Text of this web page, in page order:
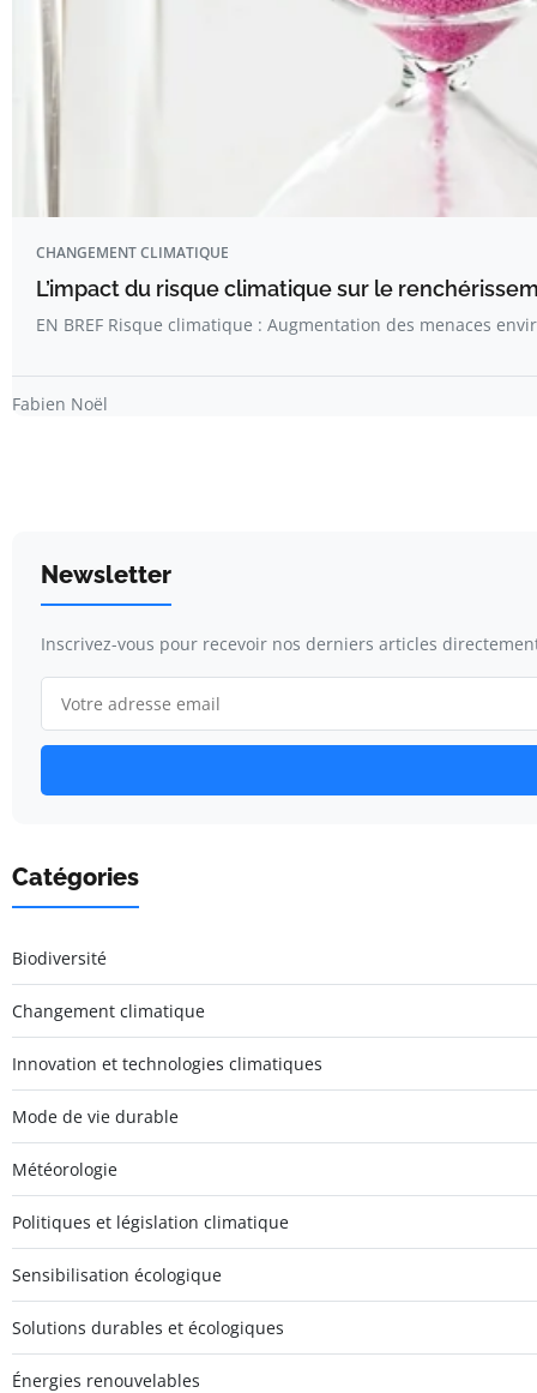
CHANGEMENT CLIMATIQUE
L’impact du risque climatique sur le
EN BREF Risque climatique : Augmentation des menaces
Fabien Noël
Newsletter
Inscrivez-vous pour recevoir nos derniers articles
Catégories
Biodiversité
Changement climatique
Innovation et technologies climatiques
Mode de vie durable
Météorologie
Politiques et législation climatique
Sensibilisation écologique
Solutions durables et écologiques
Énergies renouvelables